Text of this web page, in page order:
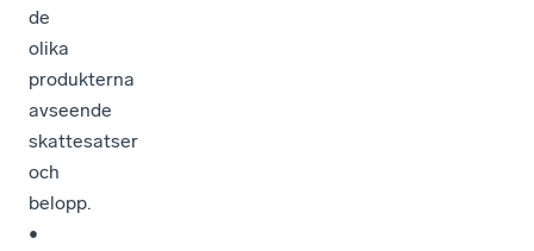
de
olika
produkterna
avseende
skattesatser
och
belopp.
•